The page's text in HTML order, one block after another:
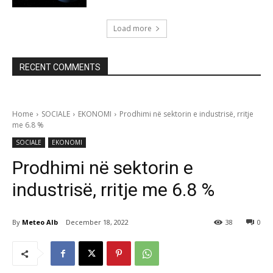
Load more
RECENT COMMENTS